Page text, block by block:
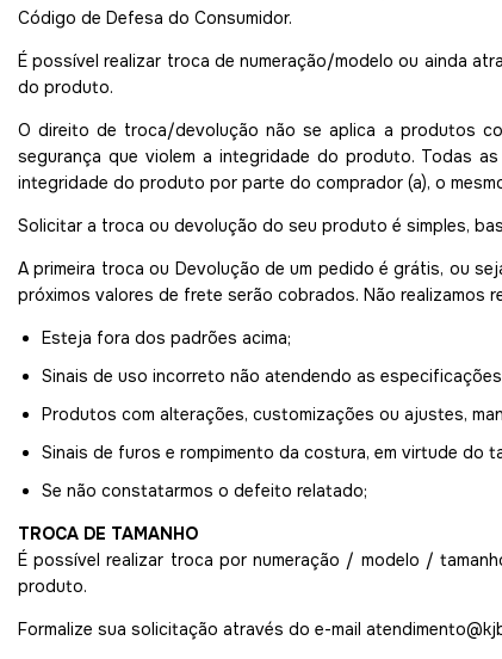
Código de Defesa do Consumidor.
É possível realizar troca de numeração/modelo ou ainda
do produto.
O direito de troca/devolução não se aplica a produtos
segurança que violem a integridade do produto. Todas
integridade do produto por parte do comprador (a), o
Solicitar a troca ou devolução do seu produto é simples,
A primeira troca ou Devolução de um pedido é grátis, ou
próximos valores de frete serão cobrados. Não realizamos
Esteja fora dos padrões acima;
Sinais de uso incorreto não atendendo as
Produtos com alterações, customizações ou ajustes,
Sinais de furos e rompimento da costura, em virtude do
Se não constatarmos o defeito relatado;
TROCA DE TAMANHO
É possível realizar troca por numeração / modelo /
produto.
Formalize sua solicitação através do e-mail